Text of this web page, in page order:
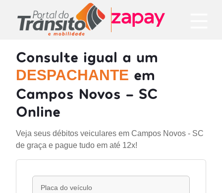
Consulte igual a um
DESPACHANTE em
Campos Novos - SC
Online
Veja seus débitos veiculares em Campos Novos - SC
de graça e pague tudo em até 12x!